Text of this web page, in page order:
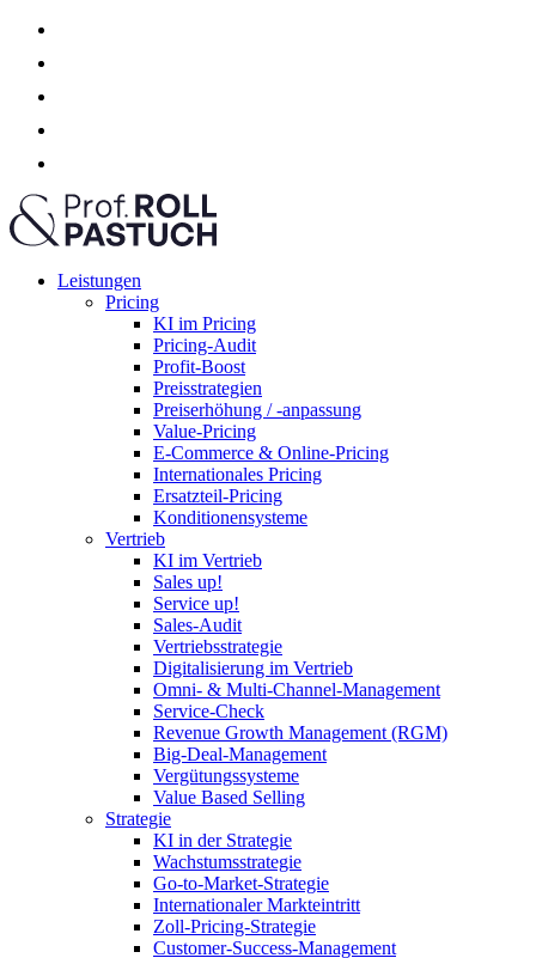
Leistungen
Pricing
KI im Pricing
Pricing-Audit
Profit-Boost
Preisstrategien
Preiserhöhung / -anpassung
Value-Pricing
E-Commerce & Online-Pricing
Internationales Pricing
Ersatzteil-Pricing
Konditionensysteme
Vertrieb
KI im Vertrieb
Sales up!
Service up!
Sales-Audit
Vertriebsstrategie
Digitalisierung im Vertrieb
Omni- & Multi-Channel-Management
Service-Check
Revenue Growth Management (RGM)
Big-Deal-Management
Vergütungssysteme
Value Based Selling
Strategie
KI in der Strategie
Wachstumsstrategie
Go-to-Market-Strategie
Internationaler Markteintritt
Zoll-Pricing-Strategie
Customer-Success-Management